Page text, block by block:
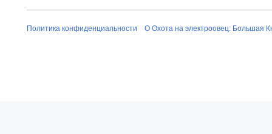
Политика конфиденциальности О Охота на электроовец: Большая